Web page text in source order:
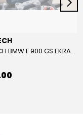
AEL-TECH BMW F 900 GS EKRAN/GÖSTERGE KORUYUCU 2024-2025